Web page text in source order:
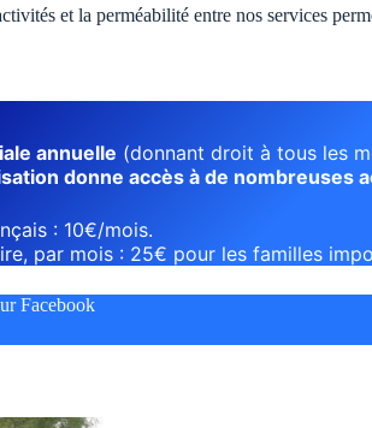
et la perméabilité entre nos services
annuelle (donnant droit à tous les
donne accès à de nombreuses
: 10€/mois.
par mois : 25€ pour les familles
Facebook